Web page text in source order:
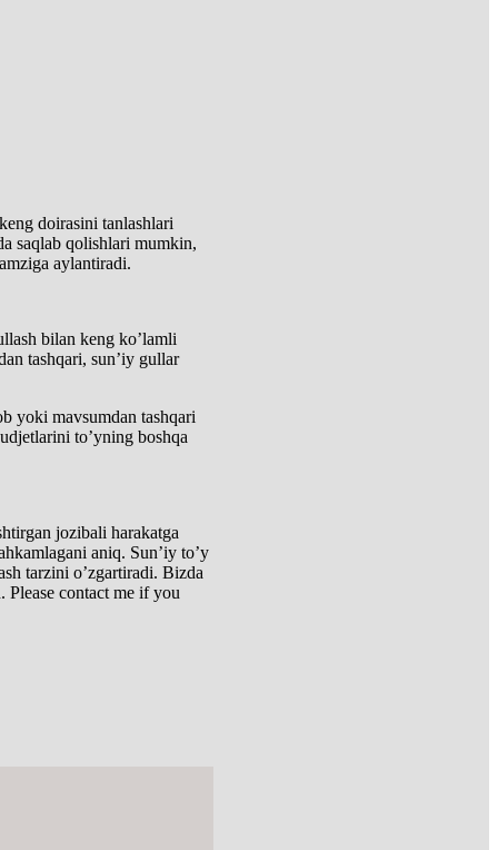
doirasini tanlashlari
saqlab qolishlari mumkin,
aylantiradi.
bilan keng ko’lamli
tashqari, sun’iy gullar
yoki mavsumdan tashqari
to’yning boshqa
jozibali harakatga
aniq. Sun’iy to’y
tarzini o’zgartiradi. Bizda
contact me if you